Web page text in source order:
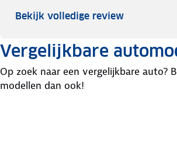
Bekijk volledige review
Vergelijkbare
Op zoek naar een vergelijkbare auto?
modellen dan ook!